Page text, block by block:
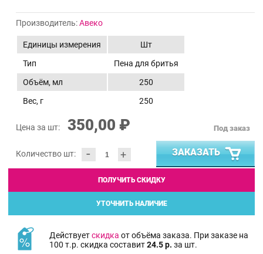
Производитель:Авеко
Единицы измерения
Шт
Тип
Пена для бритья
Объём, мл
250
Вес, г
250
Цена за шт: 350,00 ₽
Количество шт: - +
Под заказ
ЗАКАЗАТЬ
ПОЛУЧИТЬ СКИДКУ
УТОЧНИТЬ НАЛИЧИЕ
Действуетскидка от объёма заказа. При заказе на
100 т.р. скидка составит24.5 р. за шт.